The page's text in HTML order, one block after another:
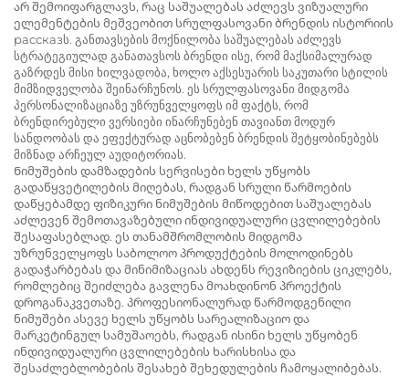
არ შემოიფარგლავს, რაც საშუალებას აძლევს ვიზუალური
ელემენტების მეშვეობით სრულფასოვანი ბრენდის ისტორიის
рассказს. განთავსების მოქნილობა საშუალებას აძლევს
სტრატეგიულად განათავსოს ბრენდი ისე, რომ მაქსიმალურად
გაზრდეს მისი ხილვადობა, ხოლო აქსესუარის საკუთარი სტილის
მიმზიდველობა შეინარჩუნოს. ეს სრულფასოვანი მიდგომა
პერსონალიზაციაზე უზრუნველყოფს იმ ფაქტს, რომ
ბრენდირებული ვერსიები ინარჩუნებენ თავიანთ მოდურ
სანდოობას და ეფექტურად აცნობებენ ბრენდის შეტყობინებებს
მიზნად არჩეულ აუდიტორიას.
Ნიმუშების დამზადების სერვისები ხელს უწყობს
გადაწყვეტილების მიღებას, რადგან სრული წარმოების
დაწყებამდე ფიზიკური ნიმუშების მიწოდებით საშუალებას
აძლევენ შემოთავაზებული ინდივიდუალური ცვლილებების
შესაფასებლად. ეს თანამშრომლობის მიდგომა
უზრუნველყოფს საბოლოო პროდუქტების მოლოდინებს
გადაჭარბებას და მინიმიზაციას ახდენს რევიზიების ციკლებს,
რომლებიც შეიძლება გავლენა მოახდინონ პროექტის
დროგანაკვეთაზე. პროფესიონალურად წარმოდგენილი
ნიმუშები ასევე ხელს უწყობს სარეალიზაციო და
მარკეტინგულ სამუშაოებს, რადგან ისინი ხელს უწყობენ
ინდივიდუალური ცვლილებების ხარისხისა და
შესაძლებლობების შესახებ შეხედულების ჩამოყალიბებას.